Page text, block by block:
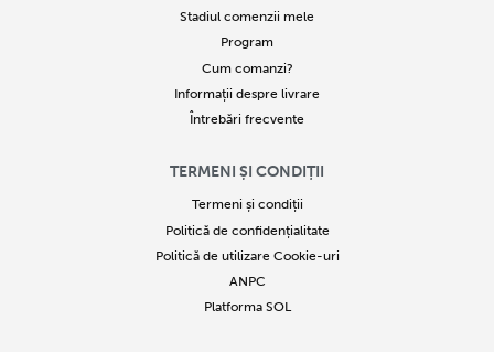
Stadiul comenzii mele
Program
Cum comanzi?
Informații despre livrare
Întrebări frecvente
TERMENI ȘI CONDIȚII
Termeni și condiții
Politică de confidențialitate
Politică de utilizare Cookie-uri
ANPC
Platforma SOL